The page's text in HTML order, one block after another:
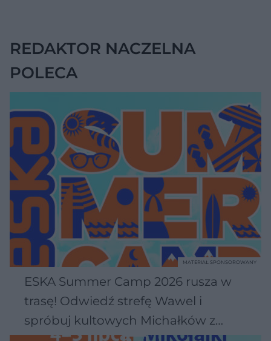
REDAKTOR NACZELNA
POLECA
ESKA Summer Camp 2026 rusza w
trasę! Odwiedź strefę Wawel i
spróbuj kultowych Michałków z
MATERIAŁ SPONSOROWANY